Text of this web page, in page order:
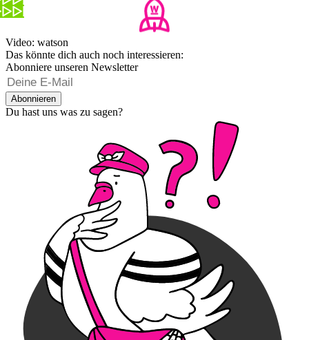
Video: watson
Das könnte dich auch noch interessieren:
Abonniere unseren Newsletter
Abonnieren
Du hast uns was zu sagen?